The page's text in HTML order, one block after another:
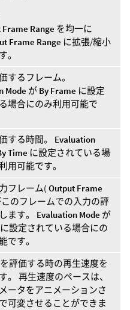
Frame Range を均一に
Frame Range に拡張/縮小
。
するフレーム。
Mode が By Frame に設定
場合にのみ利用可能で
する時間。 Evaluation
Time に設定されている場
用可能です。
フレーム( Output Frame
のフレームでの入力の評
ます。 Evaluation Mode が
に設定されている場合にの
です。
を評価する時の再生速度を
。 再生速度のペースは、
ータをアニメーションさ
可変させることができま